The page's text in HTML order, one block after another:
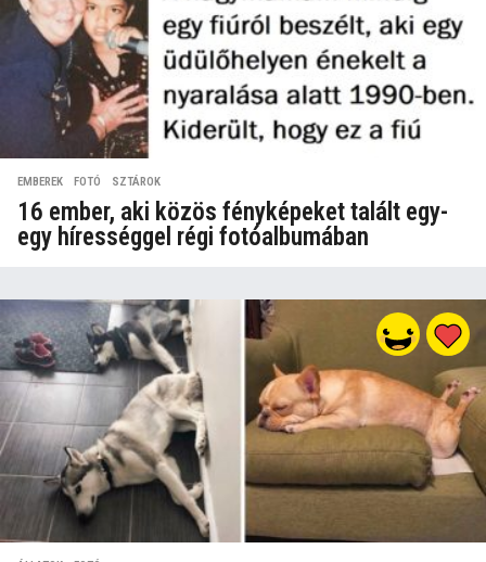
EMBEREK ,FOTÓ ,SZTÁROK
16 ember, aki közös fényképeket talált egy-
egy hírességgel régi fotóalbumában